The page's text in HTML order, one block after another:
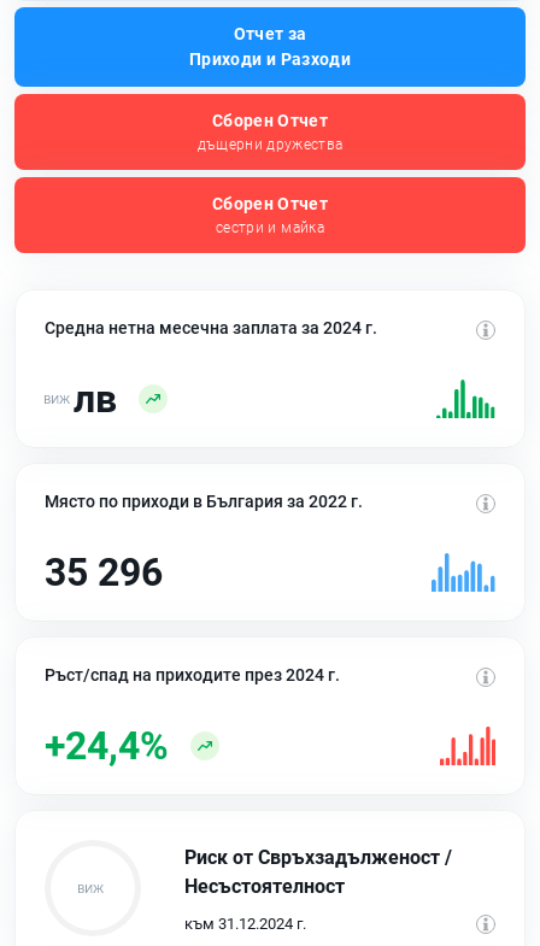
Отчет за
Приходи и Разходи
Сборен Отчет
дъщерни дружества
Сборен Отчет
сестри и майка
Средна нетна месечна заплата за 2024 г.
лв
Място по приходи в България за 2022 г.
35 296
Ръст/спад на приходите през 2024 г.
+24,4%
Риск от Свръхзадълженост /
Несъстоятелност
към 31.12.2024 г.